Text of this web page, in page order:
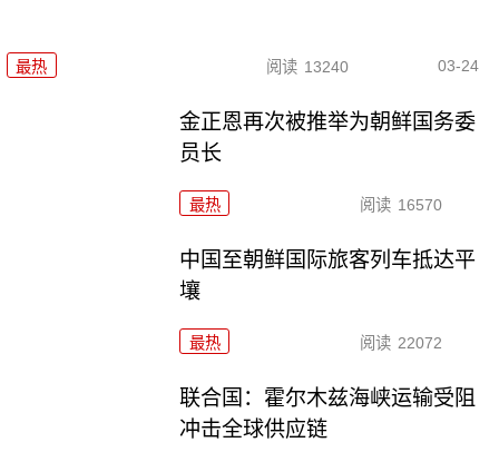
最热 阅读 13240 03-24
金正恩再次被推举为朝鲜国务委
员长
最热 阅读 16570
中国至朝鲜国际旅客列车抵达平
壤
最热 阅读 22072
联合国：霍尔木兹海峡运输受阻
冲击全球供应链